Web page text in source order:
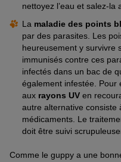
nettoyez l’eau et salez-la
La maladie des points
par des parasites. Les
heureusement y survivre
immunisés contre ces
infectés dans un bac de
également infestée. Pour
aux rayons UV en
autre alternative consiste
médicaments. Le
doit être suivi
Comme le guppy a une